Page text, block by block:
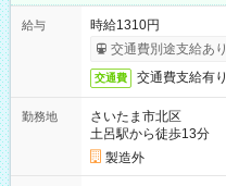
給与
時給1310円
交通費別途支給あり
交通費 交通費支給有り
勤務地
さいたま市北区
土呂駅から徒歩13分
製造外